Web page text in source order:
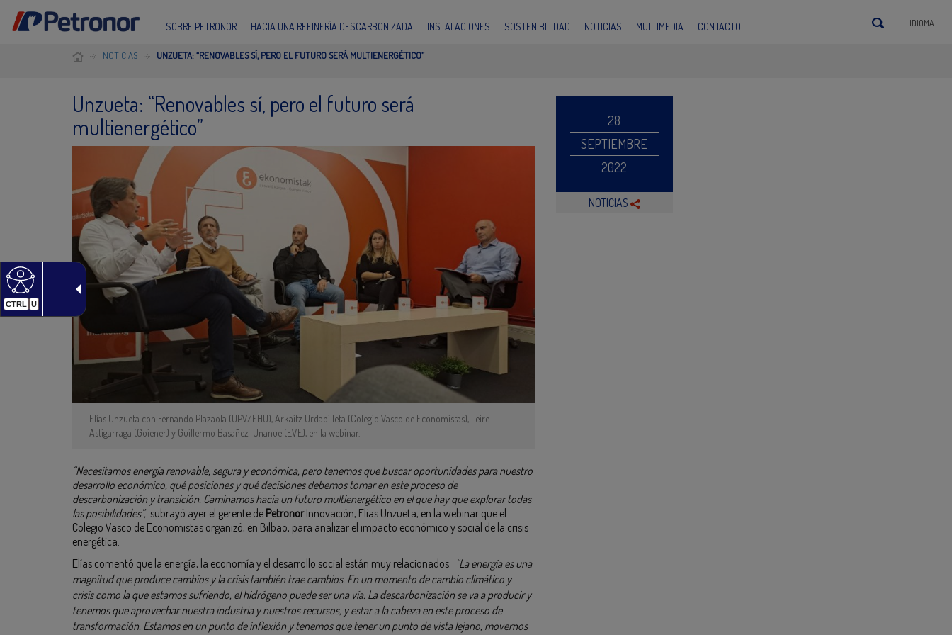
CTRL U
SOBRE PETRONOR HACIA UNA REFINERÍA DESCARBONIZADA INSTALACIONES SOSTENIBILIDAD NOTICIAS MULTIMEDIA CONTACTO IDIOMA
NOTICIAS UNZUETA: “RENOVABLES SÍ, PERO EL FUTURO SERÁ MULTIENERGÉTICO”
Unzueta: “Renovables sí, pero el futuro será
multienergético”
Elías Unzueta con Fernando Plazaola (UPV/EHU), Arkaitz Urdapilleta (Colegio Vasco de Economistas), Leire
Astigarraga (Goiener) y Guillermo Basañez-Unanue (EVE), en la webinar.
“Necesitamos energía renovable, segura y económica, pero tenemos que buscar oportunidades para nuestro
desarrollo económico, qué posiciones y qué decisiones debemos tomar en este proceso de
descarbonización y transición. Caminamos hacia un futuro multienergético en el que hay que explorar todas
las posibilidades”, subrayó ayer el gerente de PetronorInnovación, Elías Unzueta, en la webinar que el
Colegio Vasco de Economistas organizó, en Bilbao, para analizar el impacto económico y social de la crisis
energética.
Elías comentó que la energía, la economía y el desarrollo social están muy relacionados: “La energía es una
magnitud que produce cambios y la crisis también trae cambios. En un momento de cambio climático y
crisis como la que estamos sufriendo, el hidrógeno puede ser una vía. La descarbonización se va a producir y
tenemos que aprovechar nuestra industria y nuestros recursos, y estar a la cabeza en este proceso de
transformación. Estamos en un punto de inflexión y tenemos que tener un punto de vista lejano, movernos
28
SEPTIEMBRE
2022
NOTICIAS